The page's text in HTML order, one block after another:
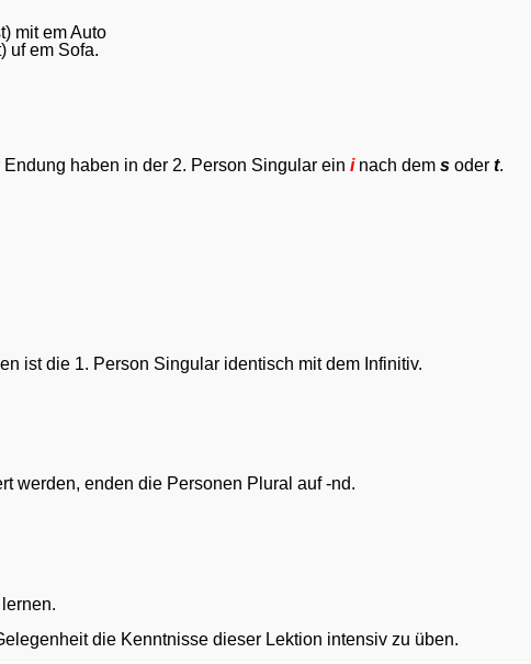
mit em Auto
uf em Sofa.
haben in der 2. Person Singular ein inach dem s oder t.
ist die 1. Person Singular identisch mit dem Infinitiv.
werden, enden die Personen Plural auf -nd.
die Kenntnisse dieser Lektion intensiv zu üben.